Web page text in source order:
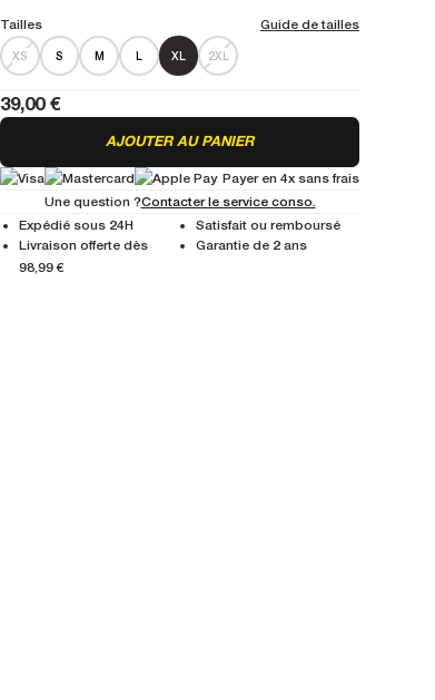
Tailles Guide de tailles
XS S M L XL 2XL
39,00 €
AJOUTER AU PANIER
Payer en 4x sans frais
Une question ?Contacter le service conso.
Expédié sous 24H
Satisfait ou remboursé
Livraison offerte dès
98,99 €
Garantie de 2 ans